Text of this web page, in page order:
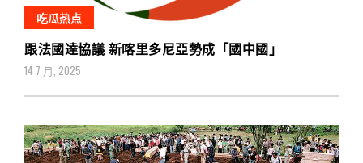
吃瓜热点
跟法國達協議 新喀里多尼亞勢成「國中國」
14 7 月, 2025